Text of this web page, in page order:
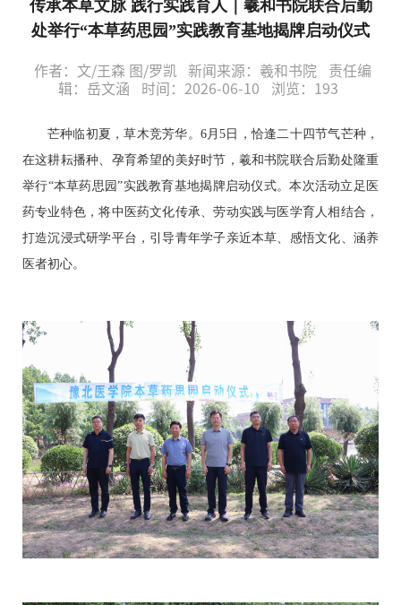
传承本草文脉 践行实践育人｜羲和书院联合后勤
处举行“本草药思园”实践教育基地揭牌启动仪式
作者：文/王森 图/罗凯 新闻来源：羲和书院
责任编
辑：岳文涵
时间：2026-06-10 浏览： 193
芒种临初夏，草木竞芳华。6月5日，恰逢二十四节气芒种，
在这耕耘播种、孕育希望的美好时节，羲和书院联合后勤处隆重
举行“本草药思园”实践教育基地揭牌启动仪式。本次活动立足医
药专业特色，将中医药文化传承、劳动实践与医学育人相结合，
打造沉浸式研学平台，引导青年学子亲近本草、感悟文化、涵养
医者初心。